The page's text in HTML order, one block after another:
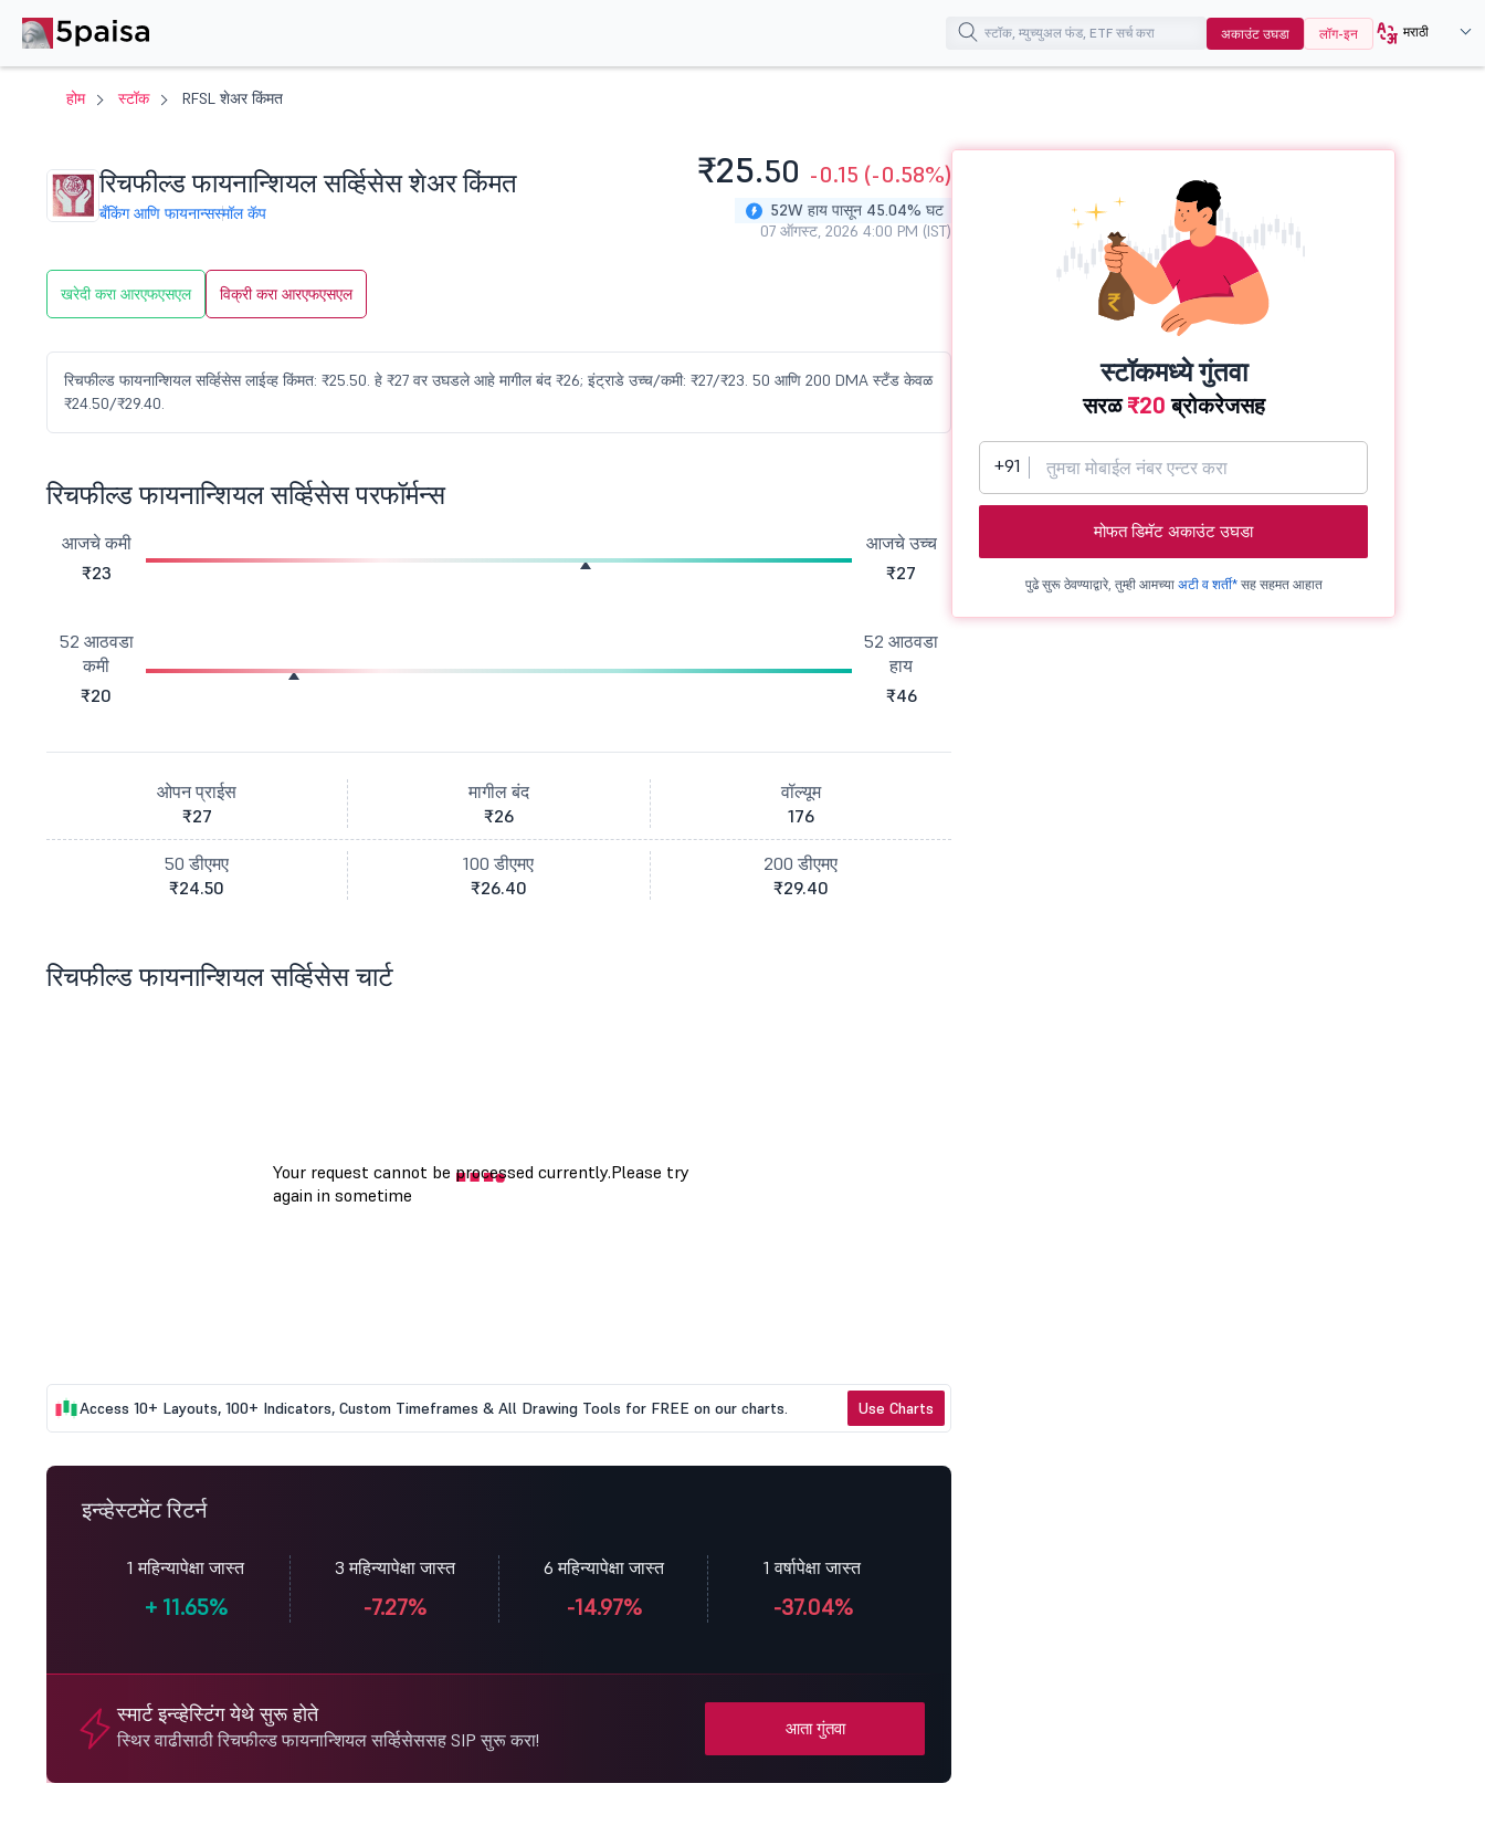
अकाउंट उघडा लॉग-इन मराठी
होम स्टॉक RFSL शेअर किंमत
रिचफील्ड फायनान्शियल सर्व्हिसेस शेअर किंमत
बँकिंग आणि फायनान्सस्मॉल कॅप
₹25.50 -0.15 (-0.58%)
52W हाय पासून 45.04% घट
07 ऑगस्ट, 2026 4:00 PM (IST)
खरेदी करा आरएफएसएल विक्री करा आरएफएसएल
रिचफील्ड फायनान्शियल सर्व्हिसेस लाईव्ह किंमत: ₹25.50. हे ₹27 वर उघडले आहे मागील बंद ₹26; इंट्राडे उच्च/कमी: ₹27/₹23. 50 आणि 200 DMA स्टँड केवळ
₹24.50/₹29.40.
रिचफील्ड फायनान्शियल सर्व्हिसेस परफॉर्मन्स
आजचे कमी
₹23
आजचे उच्च
₹27
52 आठवडा
कमी
₹20
52 आठवडा
हाय
₹46
ओपन प्राईस
₹27
मागील बंद
₹26
वॉल्यूम
176
50 डीएमए
₹24.50
100 डीएमए
₹26.40
200 डीएमए
₹29.40
रिचफील्ड फायनान्शियल सर्व्हिसेस चार्ट
Access 10+ Layouts, 100+ Indicators, Custom Timeframes & All Drawing Tools for FREE on our charts. Use Charts
इन्व्हेस्टमेंट रिटर्न
1 महिन्यापेक्षा जास्त
+11.65%
3 महिन्यापेक्षा जास्त
-7.27%
6 महिन्यापेक्षा जास्त
-14.97%
1 वर्षापेक्षा जास्त
-37.04%
स्मार्ट इन्व्हेस्टिंग येथे सुरू होते
स्थिर वाढीसाठी रिचफील्ड फायनान्शियल सर्व्हिसेससह SIP सुरू करा!
आता गुंतवा
स्टॉकमध्ये गुंतवा
सरळ₹20ब्रोकरेजसह
+91
मोफत डिमॅट अकाउंट उघडा
पुढे सुरू ठेवण्याद्वारे, तुम्ही आमच्या अटी व शर्ती*सह सहमत आहात